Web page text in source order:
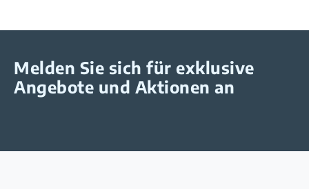
Melden Sie sich für exklusive
Angebote und Aktionen an